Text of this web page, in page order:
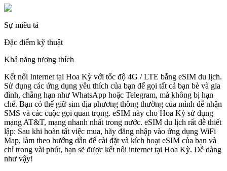
Sự miêu tả
Đặc điểm kỹ thuật
Khả năng tương thích
Kết nối Internet tại Hoa Kỳ với tốc độ 4G / LTE bằng eSIM du lịch.
Sử dụng các ứng dụng yêu thích của bạn để gọi tất cả bạn bè và gia
đình, chẳng hạn như WhatsApp hoặc Telegram, mà không bị hạn
chế. Bạn có thể giữ sim địa phương thông thường của mình để nhận
SMS và các cuộc gọi quan trọng. eSIM này cho Hoa Kỳ sử dụng
mạng AT&T, mạng nhanh nhất trong nước. eSIM du lịch rất dễ thiết
lập: Sau khi hoàn tất việc mua, hãy đăng nhập vào ứng dụng WiFi
Map, làm theo hướng dẫn để cài đặt và kích hoạt eSIM của bạn và
chỉ trong vài phút, bạn sẽ được kết nối internet tại Hoa Kỳ. Dễ dàng
như vậy!